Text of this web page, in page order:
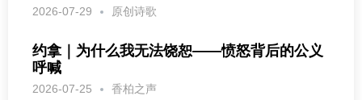
2026-07-29 原创诗歌
约拿｜为什么我无法饶恕——愤怒背后的公义
呼喊
2026-07-25 香柏之声